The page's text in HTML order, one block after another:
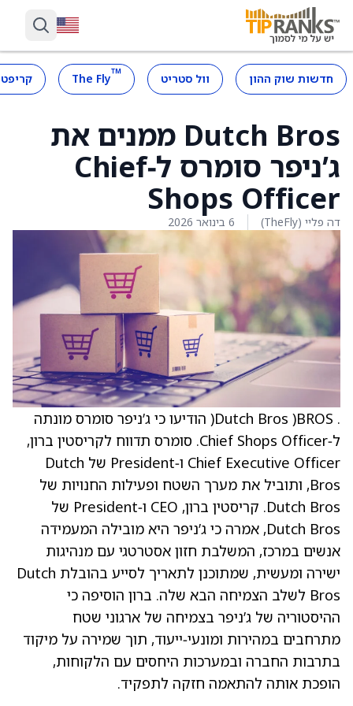
חדשות שוק ההון וול סטריט ™
The Fly
Dutch Bros ממנים את
ג’ניפר סומרס ל‑Chief
Shops Officer
דה פליי (TheFly) 6 בינואר 2026
. Dutch Bros )BROS( הודיעו כי ג’ניפר סומרס מונתה
ל‑Chief Shops Officer. סומרס תדווח לקריסטין ברון,
Chief Executive Officer ו‑President של Dutch
Bros, ותוביל את מערך השטח ופעילות החנויות של
Dutch Bros. קריסטין ברון, CEO ו‑President של
Dutch Bros, אמרה כי ג’ניפר היא מובילה המעמידה
אנשים במרכז, המשלבת חזון אסטרטגי עם מנהיגות
ישירה ומעשית, שמתוכנן לתאריך לסייע בהובלת Dutch
Bros לשלב הצמיחה הבא שלה. ברון הוסיפה כי
ההיסטוריה של ג’ניפר בצמיחה של ארגוני שטח
מתרחבים במהירות ומונעי‑ייעוד, תוך שמירה על מיקוד
בתרבות החברה ובמערכות היחסים עם הלקוחות,
הופכת אותה להתאמה חזקה לתפקיד.